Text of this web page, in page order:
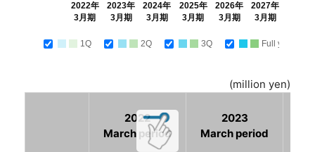
2022年
3月期
2023年
3月期
2024年
3月期
2025年
3月期
2026年
3月期
2027年
3月期
1Q 2Q 3Q Full year
(million yen)
2022
March period
2023
March period